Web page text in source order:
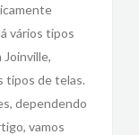
vários tipos
tipos de telas.
dependendo
vamos